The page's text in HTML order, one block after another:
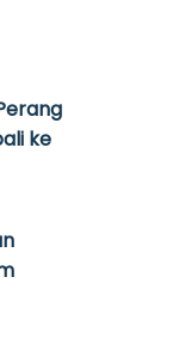
ke